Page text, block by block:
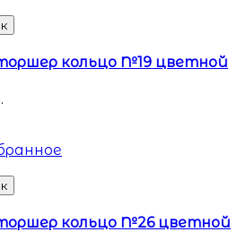
кольцо №19 цветной
кольцо №26 цветной